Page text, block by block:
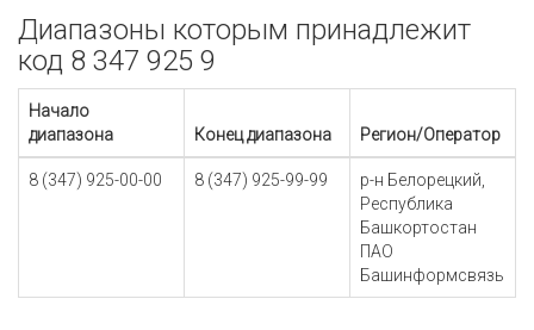
Диапазоны которым принадлежит
код 8 347 925 9
Начало
диапазона
Конец диапазона Регион/Оператор
8 (347) 925-00-00 8 (347) 925-99-99
р-н Белорецкий,
Республика
Башкортостан
ПАО
Башинформсвязь